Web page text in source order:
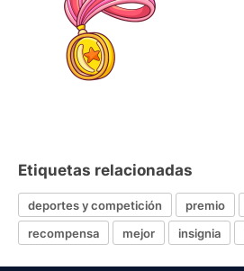
Etiquetas relacionadas
deportes y competición premio
recompensa
mejor insignia